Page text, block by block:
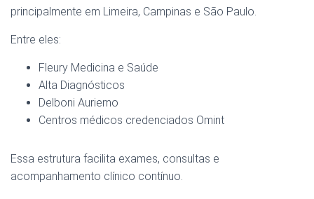
principalmente em Limeira, Campinas e São Paulo.
Entre eles:
Fleury Medicina e Saúde
Alta Diagnósticos
Delboni Auriemo
Centros médicos credenciados Omint
Essa estrutura facilita exames, consultas e
acompanhamento clínico contínuo.